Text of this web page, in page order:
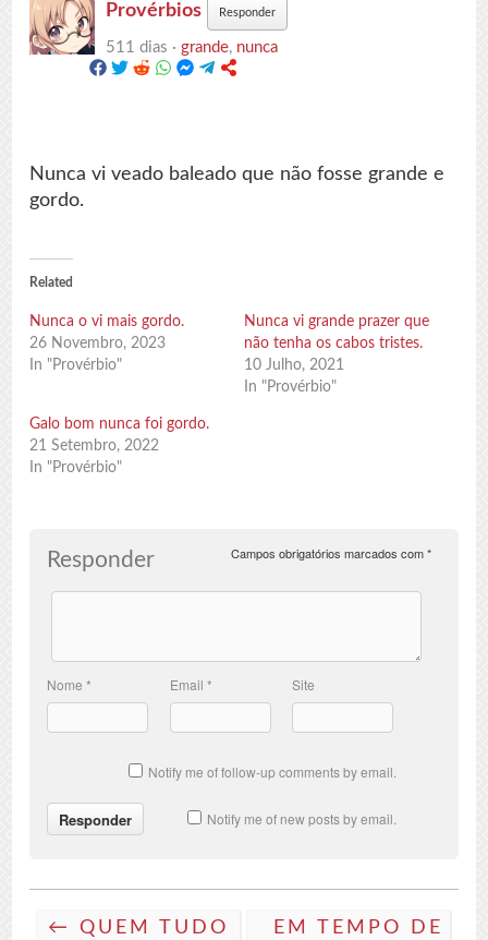
Provérbios Responder
511 dias ·grande, nunca
Nunca vi veado baleado que não fosse grande e
gordo.
Related
Nunca o vi mais gordo.
26 Novembro, 2023
In "Provérbio"
Nunca vi grande prazer que
não tenha os cabos tristes.
10 Julho, 2021
In "Provérbio"
Galo bom nunca foi gordo.
21 Setembro, 2022
In "Provérbio"
Responder Campos obrigatórios marcados com*
Nome* Email * Site
Notify me of follow-up comments by email.
Notify me of new posts by email.
← QUEM TUDO
EM TEMPO DE